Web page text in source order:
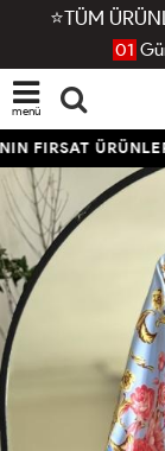
⭐TÜM
01
menü
FIRSAT